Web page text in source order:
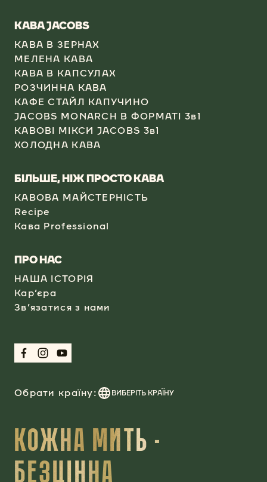
КАВА JACOBS​
КАВА В ЗЕРНАХ
МЕЛЕНА КАВА
КАВА В КАПСУЛАХ​
РОЗЧИННА КАВА​
КАФЕ СТАЙЛ КАПУЧИНО​
JACOBS MONARCH В ФОРМАТІ 3в1​
КАВОВІ МІКСИ JACOBS 3в1
ХОЛОДНА КАВА​
БІЛЬШЕ, НІЖ ПРОСТО КАВА
КАВОВА МАЙСТЕРНІСТЬ
Recipe
Кава Professional​
​ПРО НАС
НАША ІСТОРІЯ
Кар’єра
Зв’язатися з нами
Обрати країну: ВИБЕРІТЬ КРАЇНУ
КОЖНА МИТЬ -
БЕЗЦІННА